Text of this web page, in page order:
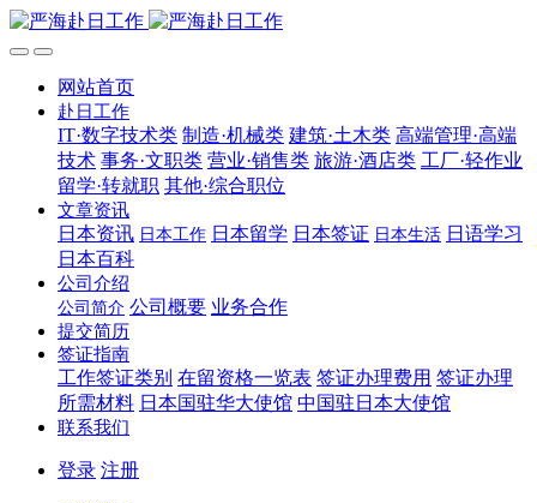
网站首页
赴日工作
IT·数字技术类 制造·机械类 建筑·土木类 高端管理·高端
技术 事务·文职类 营业·销售类 旅游·酒店类 工厂·轻作业
留学·转就职 其他·综合职位
文章资讯
日本资讯 日本工作 日本留学 日本签证 日本生活 日语学习
日本百科
公司介绍
公司简介 公司概要 业务合作
提交简历
签证指南
工作签证类别 在留资格一览表 签证办理费用 签证办理
所需材料 日本国驻华大使馆 中国驻日本大使馆
联系我们
登录 注册